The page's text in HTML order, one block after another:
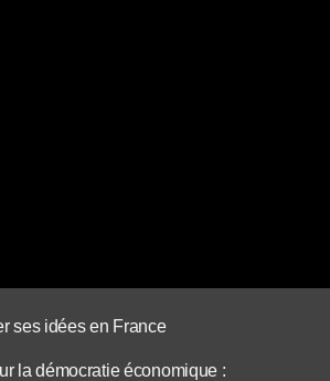
ses idées en France
la démocratie économique :